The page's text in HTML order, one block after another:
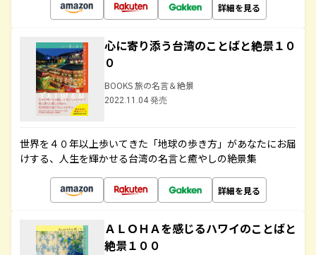
詳細を見る
心に寄り添う台湾のことばと絶景１０
０
BOOKS 旅の名言＆絶景
2022.11.04 発売
世界を４０年以上歩いてきた「地球の歩き方」があなたにお届
けする、人生を輝かせる台湾の名言と癒やしの絶景集
詳細を見る
ＡＬＯＨＡを感じるハワイのことばと
絶景１００